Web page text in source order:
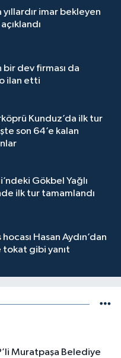
imar bekleyen
bir dev firması da
ilan etti
Kunduz’da ilk tur
son 64’e kalan
Gökbel Yağlı
ilk tur tamamlandı
Hasan Aydın’dan
gibi yanıt